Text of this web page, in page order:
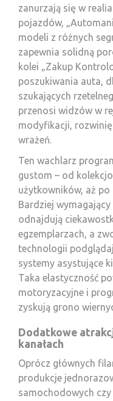
zanurzają się w
pojazdów,
modeli z różnych
zapewnia solidną
kolei „Zakup
poszukiwania auta,
szukających
przenosi widzów w
modyfikacji,
wrażeń.
Ten wachlarz
gustom – od
użytkowników, aż po
Bardziej
odnajdują
egzemplarzach, a
technologii
systemy asystujące
Taka elastyczność
motoryzacyjne i
zyskują grono
Dodatkowe
kanałach
Oprócz głównych
produkcje
samochodowych